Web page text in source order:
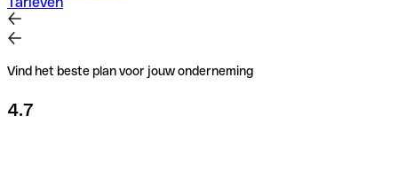
Vind het beste plan voor jouw onderneming
4.7